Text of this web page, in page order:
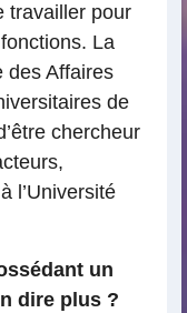
travailler pour
La
des Affaires
de
chercheur
l’Université
un
dire plus ?